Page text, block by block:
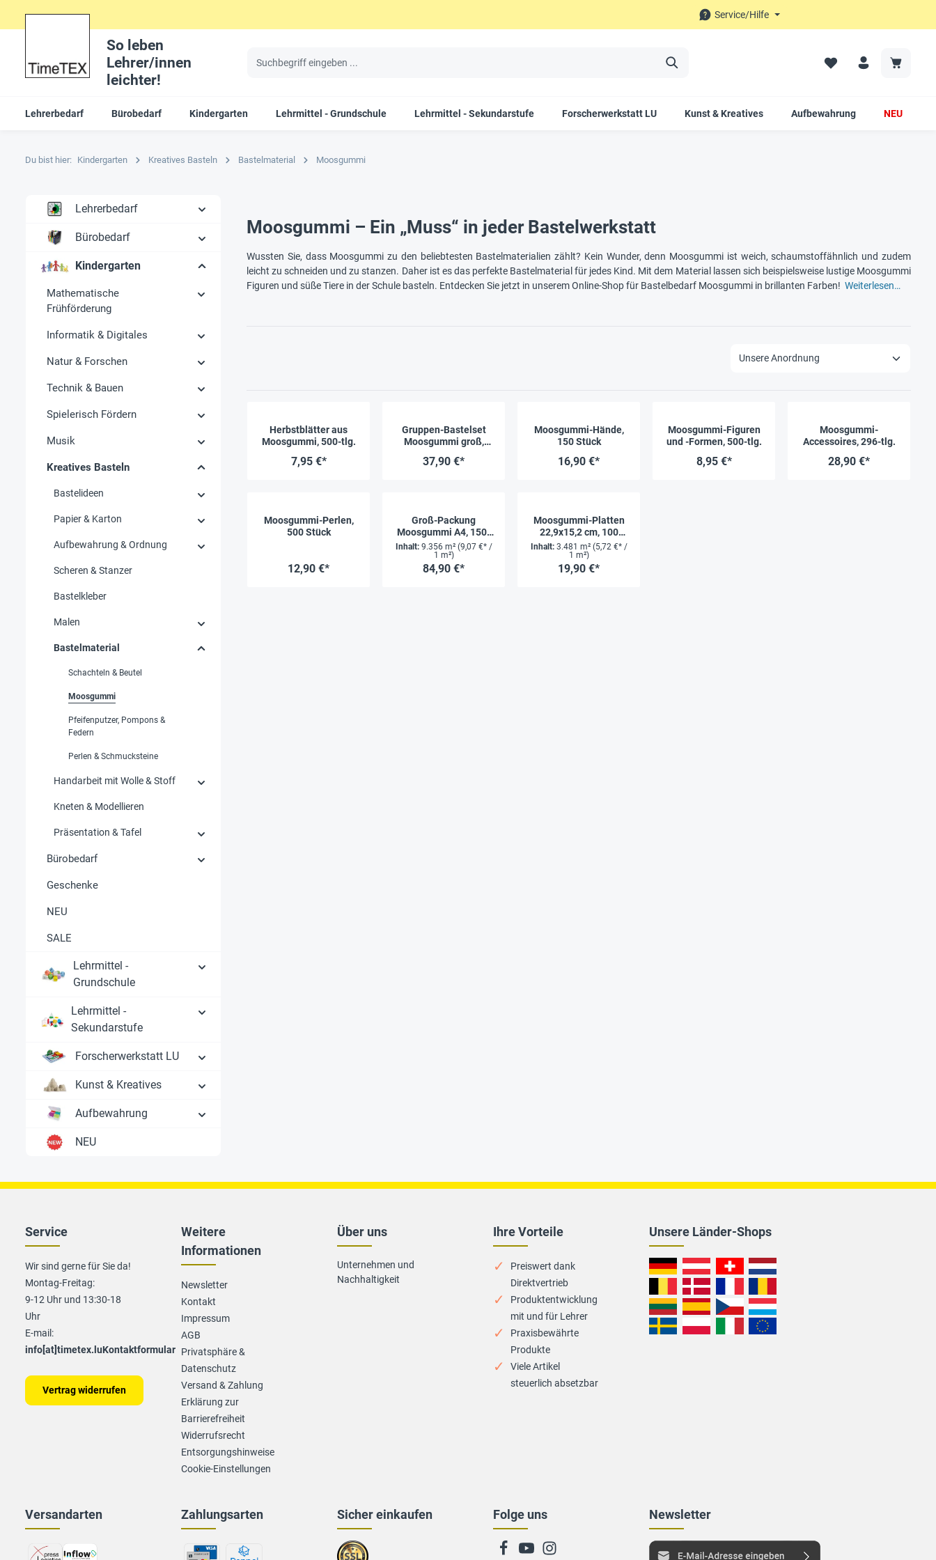
Service/Hilfe
So leben
Lehrer/innen
leichter!
Lehrerbedarf Bürobedarf Kindergarten Lehrmittel - Grundschule Lehrmittel - Sekundarstufe Forscherwerkstatt LU Kunst & Kreatives Aufbewahrung NEU
Du bist hier: Kindergarten Kreatives Basteln Bastelmaterial Moosgummi
Lehrerbedarf
Bürobedarf
Kindergarten
Mathematische
Frühförderung
Informatik & Digitales
Natur & Forschen
Technik & Bauen
Spielerisch Fördern
Musik
Kreatives Basteln
Bastelideen
Papier & Karton
Aufbewahrung & Ordnung
Scheren & Stanzer
Bastelkleber
Malen
Bastelmaterial
Schachteln & Beutel
Moosgummi
Pfeifenputzer, Pompons &
Federn
Perlen & Schmucksteine
Handarbeit mit Wolle & Stoff
Kneten & Modellieren
Präsentation & Tafel
Bürobedarf
Geschenke
NEU
SALE
Lehrmittel -
Grundschule
Lehrmittel -
Sekundarstufe
Forscherwerkstatt LU
Kunst & Kreatives
Aufbewahrung
NEU
Moosgummi – Ein „Muss“ in jeder Bastelwerkstatt
Wussten Sie, dass Moosgummi zu den beliebtesten Bastelmaterialien zählt? Kein Wunder, denn Moosgummi ist weich, schaumstoffähnlich und zudem
leicht zu schneiden und zu stanzen. Daher ist es das perfekte Bastelmaterial für jedes Kind. Mit dem Material lassen sich beispielsweise lustige Moosgummi
Figuren und süße Tiere in der Schule basteln. Entdecken Sie jetzt in unserem Online-Shop für Bastelbedarf Moosgummi in brillanten Farben! Weiterlesen…
Herbstblätter aus
Moosgummi, 500-tlg.
7,95 €*
Gruppen-Bastelset
Moosgummi groß,
37,90 €*
Moosgummi-Hände,
150 Stück
16,90 €*
Moosgummi-Figuren
und -Formen, 500-tlg.
8,95 €*
Moosgummi-
Accessoires, 296-tlg.
28,90 €*
Moosgummi-Perlen,
500 Stück
12,90 €*
Groß-Packung
Moosgummi A4, 150-
tlg.
Inhalt: 9.356 m² (9,07 €* /
1 m²)
84,90 €*
Moosgummi-Platten
22,9x15,2 cm, 100
Stück
Inhalt: 3.481 m² (5,72 €* /
1 m²)
19,90 €*
Folge uns
Ihre Vorteile
Preiswert dank
Direktvertrieb
Produktentwicklung
mit und für Lehrer
Praxisbewährte
Produkte
Viele Artikel
steuerlich absetzbar
Unsere Länder-Shops
Sicher einkaufen
Über uns
Unternehmen und
Nachhaltigkeit
Newsletter
Service
Wir sind gerne für Sie da!
Montag-Freitag:
9-12 Uhr und 13:30-18
Uhr
E-mail:
info[at]timetex.luKontaktformular
Vertrag widerrufen
Weitere
Informationen
Newsletter
Kontakt
Impressum
AGB
Privatsphäre &
Datenschutz
Versand & Zahlung
Erklärung zur
Barrierefreiheit
Widerrufsrecht
Entsorgungshinweise
Cookie-Einstellungen
Zahlungsarten
Versandarten